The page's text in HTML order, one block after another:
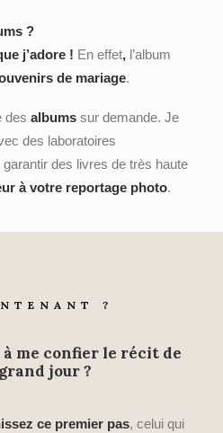
?
j’adore ! En effet, l’album
de mariage.
des albums sur demande. Je
des laboratoires
des livres de très haute
à votre reportage photo.
?
à me confier le récit de
jour ?
ce premier pas, celui qui